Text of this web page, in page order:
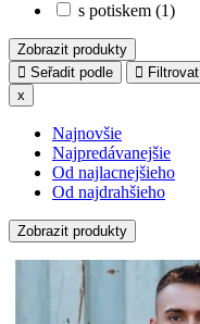
s potiskem (1)
Zobrazit produkty
Seřadit podle
Filtrovat
x
Najnovšie
Najpredávanejšie
Od najlacnejšieho
Od najdrahšieho
Zobrazit produkty